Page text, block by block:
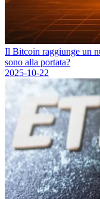
Il Bitcoin raggiunge un
sono alla portata?
2025-10-22